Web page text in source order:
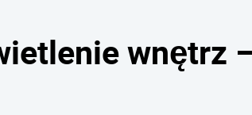
wnętrz